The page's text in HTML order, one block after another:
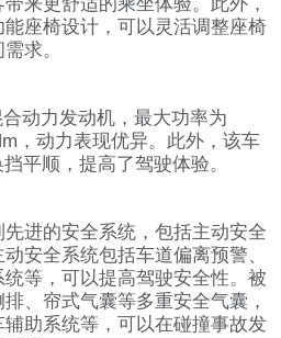
座椅设计，可以灵活调整座椅
求。
动力发动机，最大功率为
，动力表现优异。此外，该车
平顺，提高了驾驶体验。
进的安全系统，包括主动安全
安全系统包括车道偏离预警、
等，可以提高驾驶安全性。被
、帘式气囊等多重安全气囊，
助系统等，可以在碰撞事故发